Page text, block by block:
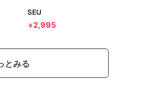
SEU
￥2,995
とみる